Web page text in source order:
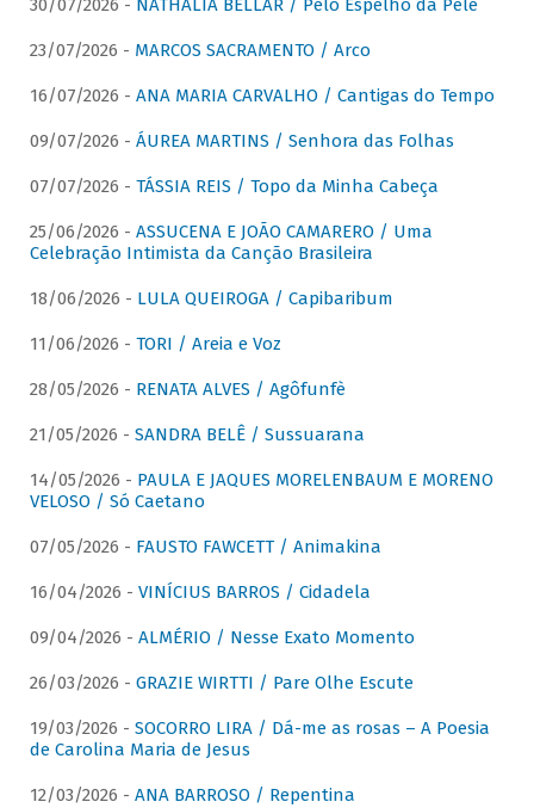
30/07/2026 - NATHALIA BELLAR / Pelo Espelho da Pele
23/07/2026 - MARCOS SACRAMENTO / Arco
16/07/2026 - ANA MARIA CARVALHO / Cantigas do Tempo
09/07/2026 - ÁUREA MARTINS / Senhora das Folhas
07/07/2026 - TÁSSIA REIS / Topo da Minha Cabeça
25/06/2026 - ASSUCENA E JOÃO CAMARERO / Uma
Celebração Intimista da Canção Brasileira
18/06/2026 - LULA QUEIROGA / Capibaribum
11/06/2026 - TORI / Areia e Voz
28/05/2026 - RENATA ALVES / Agôfunfè
21/05/2026 - SANDRA BELÊ / Sussuarana
14/05/2026 - PAULA E JAQUES MORELENBAUM E MORENO
VELOSO / Só Caetano
07/05/2026 - FAUSTO FAWCETT / Animakina
16/04/2026 - VINÍCIUS BARROS / Cidadela
09/04/2026 - ALMÉRIO / Nesse Exato Momento
26/03/2026 - GRAZIE WIRTTI / Pare Olhe Escute
19/03/2026 - SOCORRO LIRA / Dá-me as rosas – A Poesia
de Carolina Maria de Jesus
12/03/2026 - ANA BARROSO / Repentina